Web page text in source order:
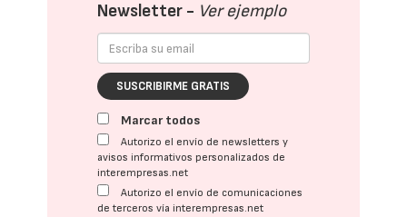
Newsletter - Ver ejemplo
SUSCRIBIRME GRATIS
Marcar todos
Autorizo el envío de newsletters y
avisos informativos personalizados de
interempresas.net
Autorizo el envío de comunicaciones
de terceros vía interempresas.net